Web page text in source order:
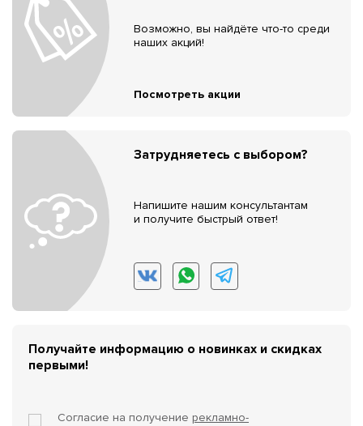
Возможно, вы найдёте что-то среди
наших акций!
Посмотреть акции
Затрудняетесь с выбором?
Напишите нашим консультантам
и получите быстрый ответ!
Получайте информацию о новинках и скидках
первыми!
Согласие на получение рекламно-